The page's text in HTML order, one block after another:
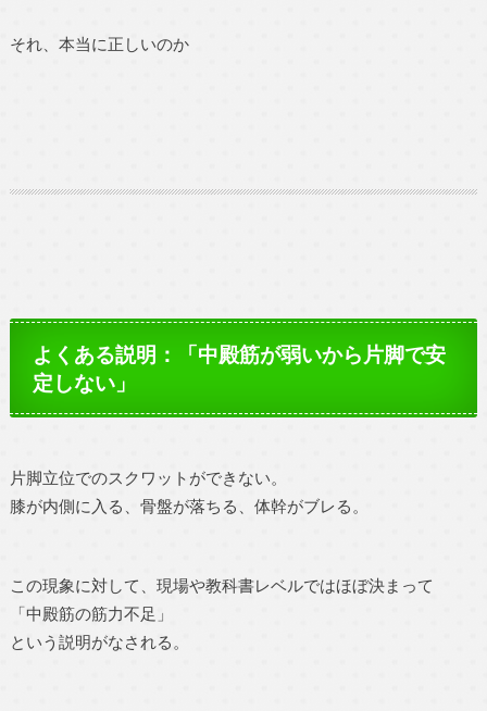
それ、本当に正しいのか
よくある説明：「中殿筋が弱いから片脚で安
定しない」
片脚立位でのスクワットができない。
膝が内側に入る、骨盤が落ちる、体幹がブレる。
この現象に対して、現場や教科書レベルではほぼ決まって
「中殿筋の筋力不足」
という説明がなされる。